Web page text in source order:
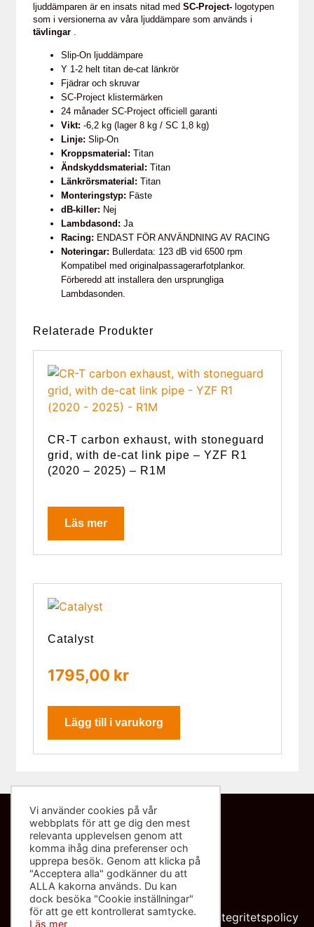
ljuddämparen är en insats nitad med SC-Project-logotypen
som i versionerna av våra ljuddämpare som används i
tävlingar.
Slip-On ljuddämpare
Y 1-2 helt titan de-cat länkrör
Fjädrar och skruvar
SC-Project klistermärken
24 månader SC-Project officiell garanti
Vikt: -6,2 kg (lager 8 kg / SC 1,8 kg)
Linje: Slip-On
Kroppsmaterial: Titan
Ändskyddsmaterial: Titan
Länkrörsmaterial: Titan
Monteringstyp: Fäste
dB-killer: Nej
Lambdasond: Ja
Racing: ENDAST FÖR ANVÄNDNING AV RACING
Noteringar: Bullerdata: 123 dB vid 6500 rpm
Kompatibel med originalpassagerarfotplankor.
Förberedd att installera den ursprungliga
Lambdasonden.
Relaterade Produkter
CR-T carbon exhaust, with stoneguard
grid, with de-cat link pipe – YZF R1
(2020 – 2025) – R1M
Läs mer
Catalyst
1795,00 kr
Lägg till i varukorg
Kontakta oss
info@sliponbutiken.se
0708-423272
Org nr: 559091-8602
Integritetspolicy
Vi använder cookies på vår
webbplats för att ge dig den mest
relevanta upplevelsen genom att
komma ihåg dina preferenser och
upprepa besök. Genom att klicka på
"Acceptera alla" godkänner du att
ALLA kakorna används. Du kan
dock besöka "Cookie inställningar"
för att ge ett kontrollerat samtycke.
Läs mer